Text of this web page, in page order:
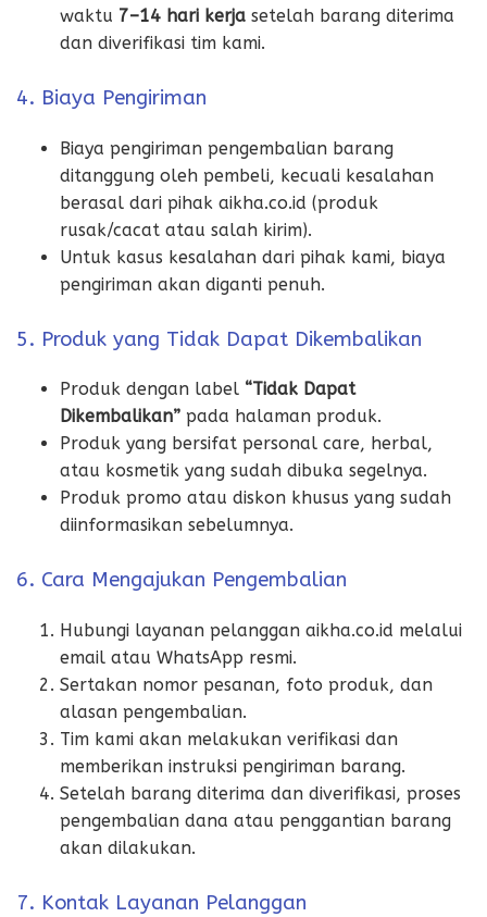
waktu 7–14 hari kerja setelah barang diterima
dan diverifikasi tim kami.
4. Biaya Pengiriman
Biaya pengiriman pengembalian barang
ditanggung oleh pembeli, kecuali kesalahan
berasal dari pihak aikha.co.id (produk
rusak/cacat atau salah kirim).
Untuk kasus kesalahan dari pihak kami, biaya
pengiriman akan diganti penuh.
5. Produk yang Tidak Dapat Dikembalikan
Produk dengan label “Tidak Dapat
Dikembalikan” pada halaman produk.
Produk yang bersifat personal care, herbal,
atau kosmetik yang sudah dibuka segelnya.
Produk promo atau diskon khusus yang sudah
diinformasikan sebelumnya.
6. Cara Mengajukan Pengembalian
Hubungi layanan pelanggan aikha.co.id melalui
email atau WhatsApp resmi.
Sertakan nomor pesanan, foto produk, dan
alasan pengembalian.
Tim kami akan melakukan verifikasi dan
memberikan instruksi pengiriman barang.
Setelah barang diterima dan diverifikasi, proses
pengembalian dana atau penggantian barang
akan dilakukan.
7. Kontak Layanan Pelanggan